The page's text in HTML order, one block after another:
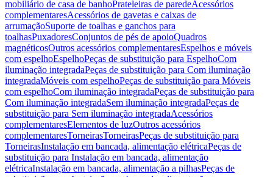
mobiliário de casa de banhoPrateleiras de paredeAcessórios
complementaresAcessórios de gavetas e caixas de
arrumaçãoSuporte de toalhas e ganchos para
toalhasPuxadoresConjuntos de pés de apoioQuadros
magnéticosOutros acessórios complementaresEspelhos e móveis
com espelhoEspelhoPeças de substituição para EspelhoCom
iluminação integradaPeças de substituição para Com iluminação
integradaMóveis com espelhoPeças de substituição para Móveis
com espelhoCom iluminação integradaPeças de substituição para
Com iluminação integradaSem iluminação integradaPeças de
substituição para Sem iluminação integradaAcessórios
complementaresElementos de luzOutros acessórios
complementaresTorneirasTorneirasPeças de substituição para
TorneirasInstalação em bancada, alimentação elétricaPeças de
substituição para Instalação em bancada, alimentação
elétricaInstalação em bancada, alimentação a pilhasPeças de